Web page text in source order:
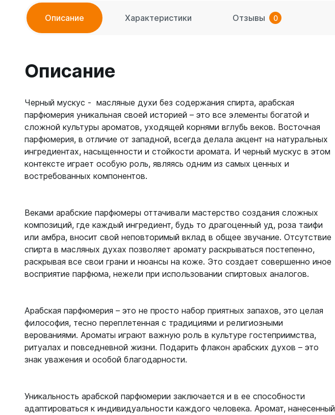
Описание Характеристики Отзывы 0
Описание
Черный мускус - масляные духи без содержания спирта, арабская
парфюмерия уникальная своей историей – это все элементы богатой и
сложной культуры ароматов, уходящей корнями вглубь веков. Восточная
парфюмерия, в отличие от западной, всегда делала акцент на натуральных
ингредиентах, насыщенности и стойкости аромата. И черный мускус в этом
контексте играет особую роль, являясь одним из самых ценных и
востребованных компонентов.
Веками арабские парфюмеры оттачивали мастерство создания сложных
композиций, где каждый ингредиент, будь то драгоценный уд, роза таифи
или амбра, вносит свой неповторимый вклад в общее звучание. Отсутствие
спирта в масляных духах позволяет аромату раскрываться постепенно,
раскрывая все свои грани и нюансы на коже. Это создает совершенно иное
восприятие парфюма, нежели при использовании спиртовых аналогов.
Арабская парфюмерия – это не просто набор приятных запахов, это целая
философия, тесно переплетенная с традициями и религиозными
верованиями. Ароматы играют важную роль в культуре гостеприимства,
ритуалах и повседневной жизни. Подарить флакон арабских духов – это
знак уважения и особой благодарности.
Уникальность арабской парфюмерии заключается и в ее способности
адаптироваться к индивидуальности каждого человека. Аромат, нанесенный